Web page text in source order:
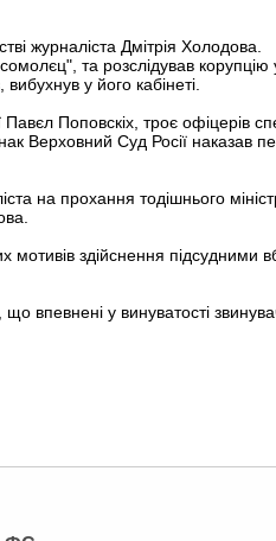
журналіста Дмітрія Холодова.
та розслідував корупцію
у його кабінеті.
Поповскіх, троє офіцерів
Верховний Суд Росії наказав
на прохання тодішнього
здійснення підсудними
впевнені у винуватості